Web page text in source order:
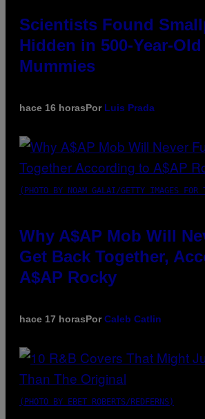
Scientists Found
Hidden in 500-Year-
Mummies
hace 16 horasPor Luis Prada
(PHOTO BY NOAM GALAI/GETTY IMAGES
Why A$AP Mob Will
Get Back Together,
A$AP Rocky
hace 17 horasPorCaleb Catlin
(PHOTO BY EBET ROBERTS/REDFERNS)